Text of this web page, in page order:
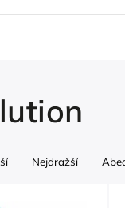
Nejdražší